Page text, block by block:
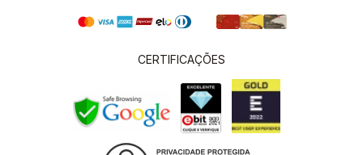
CERTIFICAÇÕES